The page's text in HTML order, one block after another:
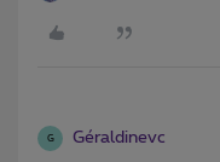
G Géraldinevc